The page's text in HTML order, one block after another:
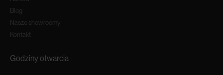
Blog
Nasze showroomy
Kontakt
Godziny otwarcia